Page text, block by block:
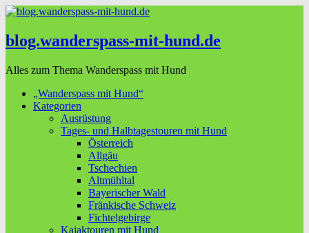
blog.wanderspass-mit-hund.de
Alles zum Thema Wanderspass mit Hund
„Wanderspass mit Hund“
Kategorien
Ausrüstung
Tages- und Halbtagestouren mit Hund
Österreich
Allgäu
Tschechien
Altmühltal
Bayerischer Wald
Fränkische Schweiz
Fichtelgebirge
Kajaktouren mit Hund